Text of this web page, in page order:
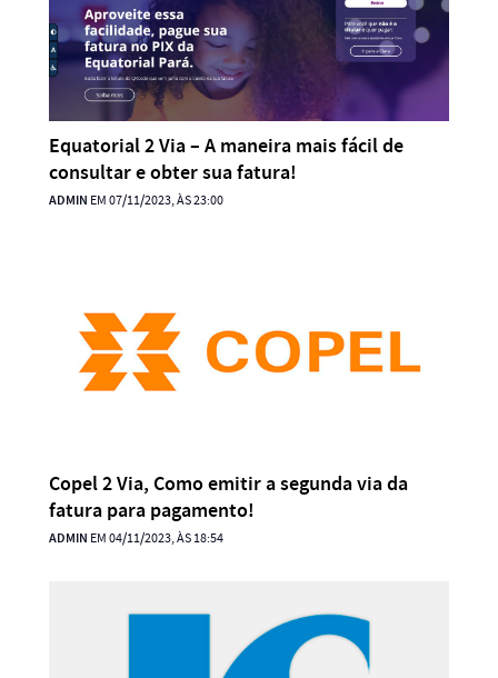
Equatorial 2 Via – A maneira mais fácil de
consultar e obter sua fatura!
ADMIN EM 07/11/2023, ÀS 23:00
Copel 2 Via, Como emitir a segunda via da
fatura para pagamento!
ADMIN EM 04/11/2023, ÀS 18:54